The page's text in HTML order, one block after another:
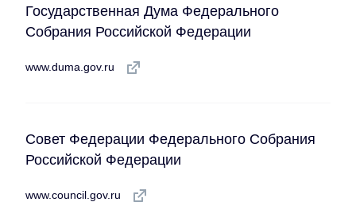
Государственная Дума Федерального
Собрания Российской Федерации
www.duma.gov.ru
Совет Федерации Федерального Собрания
Российской Федерации
www.council.gov.ru